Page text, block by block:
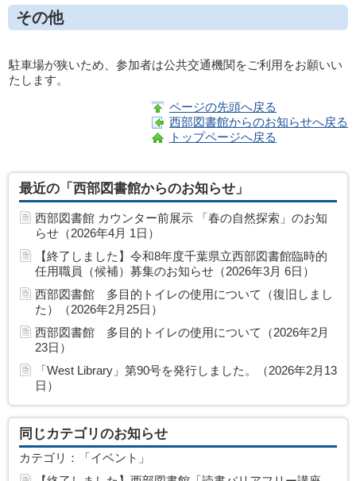
その他
駐車場が狭いため、参加者は公共交通機関をご利用をお願いい
たします。
ページの先頭へ戻る
西部図書館からのお知らせへ戻る
トップページへ戻る
最近の「西部図書館からのお知らせ」
西部図書館 カウンター前展示 「春の自然探索」のお知
らせ（2026年4月 1日）
【終了しました】令和8年度千葉県立西部図書館臨時的
任用職員（候補）募集のお知らせ（2026年3月 6日）
西部図書館 多目的トイレの使用について（復旧しまし
た）（2026年2月25日）
西部図書館 多目的トイレの使用について（2026年2月
23日）
「West Library」第90号を発行しました。（2026年2月13
日）
同じカテゴリのお知らせ
カテゴリ：「イベント」